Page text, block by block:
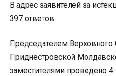
В адрес заявителей за
397 ответов.
Председателем Верховного
Приднестровской
заместителями проведено